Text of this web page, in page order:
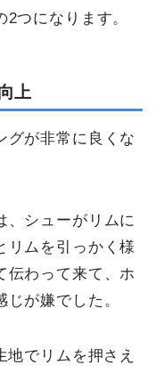
つになります。
上
グが非常に良くな
、シューがリムに
リムを引っかく様
伝わって来て、ホ
が嫌でした。
でリムを押さえ